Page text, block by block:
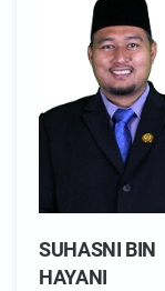
SUHASNI BIN
HAYANI